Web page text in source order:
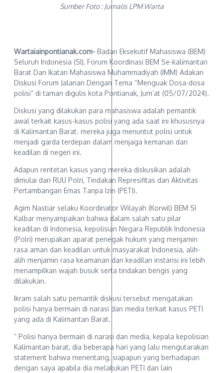
Sumber Foto : Jurnalis LPM Warta
Wartaiainpontianak.com- Badan Eksekutif Mahasiswa (BEM)
Seluruh Indonesia (SI), Forum Koordinasi BEM Se-kalimantan
Barat Dan Ikatan Mahasiswa Muhammadiyah (IMM) Adakan
Diskusi Forum Jalanan Dengan Tema “Menguak Dosa-dosa
polisi” di taman digulis kota Pontianak, Jum’at (05/07/2024).
Diskusi yang dilakukan para mahasiswa adalah pemantik
awal terkait kasus-kasus polisi yang ada saat ini khususnya
di Kalimantan Barat. mereka juga menuntut polisi untuk
menjadi garda terdepan dalam menjaga kemanan dan
keadilan di negeri ini.
Adapun rentetan kasus yang mereka diskusikan adalah
dimulai dari RUU Polri, Tindakan Represifitas dan Aktivitas
Pertambangan Emas Tanpa Izin (PETI).
Agim Nastiar selaku Koordinator Wilayah (Korwil) BEM SI
Kalbar menyampaikan bahwa dalam salah satu pilar
keadilan di Indonesia, kepolisian Negara Republik Indonesia
(Polri) merupakan aparat penegak hukum yang menjamin
rasa aman dan keadilan untuk masyarakat Indonesia, alih-
alih menjamin rasa keamanan dan keadilan instansi ini lebih
menampilkan wajah busuk serta tindakan bengis yang
dilakukan.
Ikram salah satu pemantik diskusi tersebut mengatakan
polisi hanya bermain di narasi dan media terkait kasus PETI
yang ada di Kalimantan Barat.
” Polisi hanya bermain di narasi dan media, kepala kepolisian
Kalimantan barat, dia beberapa hari yang lalu mengutarakan
statement bahwa menentang, siapapun yang berhadapan
dengan saya apabila dia melakukan PETI dan lain